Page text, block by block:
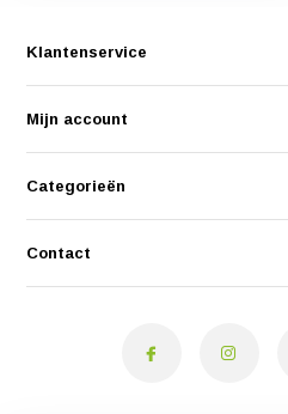
Klantenservice
Mijn account
Categorieën
Contact